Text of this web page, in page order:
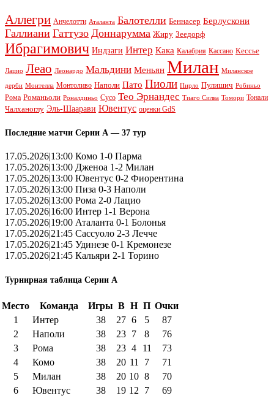
Аллегри Анчелотти Аталанта Балотелли Беннасер Берлускони
Галлиани Гаттузо Доннарумма Жиру Зеедорф
Ибрагимович Индзаги Интер Кака Калабрия Кассано Кессье
Лацио Леао Леонардо Мальдини Меньян Милан Миланское
дерби Монтелла Монтоливо Наполи Пато Пиоли Пирло Пулишич Робиньо
Рома Романьоли Роналдиньо Сусо Тео Эрнандес Тиаго Силва Томори Тонали
Чалханоглу Эль-Шаарави Ювентус оценки GdS
Последние матчи Серии А — 37 тур
17.05.2026|13:00 Комо 1-0 Парма
17.05.2026|13:00 Дженоа 1-2 Милан
17.05.2026|13:00 Ювентус 0-2 Фиорентина
17.05.2026|13:00 Пиза 0-3 Наполи
17.05.2026|13:00 Рома 2-0 Лацио
17.05.2026|16:00 Интер 1-1 Верона
17.05.2026|19:00 Аталанта 0-1 Болонья
17.05.2026|21:45 Сассуоло 2-3 Лечче
17.05.2026|21:45 Удинезе 0-1 Кремонезе
17.05.2026|21:45 Кальяри 2-1 Торино
Турнирная таблица Серии А
Место Команда Игры В Н П Очки
1
Интер 38 27 6 5
87
2
Наполи 38 23 7 8
76
3
Рома 38 23 4 11
73
4
Комо 38 20 11 7
71
5
Милан 38 20 10 8
70
6
Ювентус 38 19 12 7
69